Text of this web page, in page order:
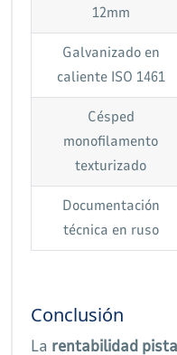
12mm
Galvanizado en
caliente ISO 1461
Césped
monofilamento
texturizado
Documentación
técnica en ruso
Conclusión
La rentabilidad